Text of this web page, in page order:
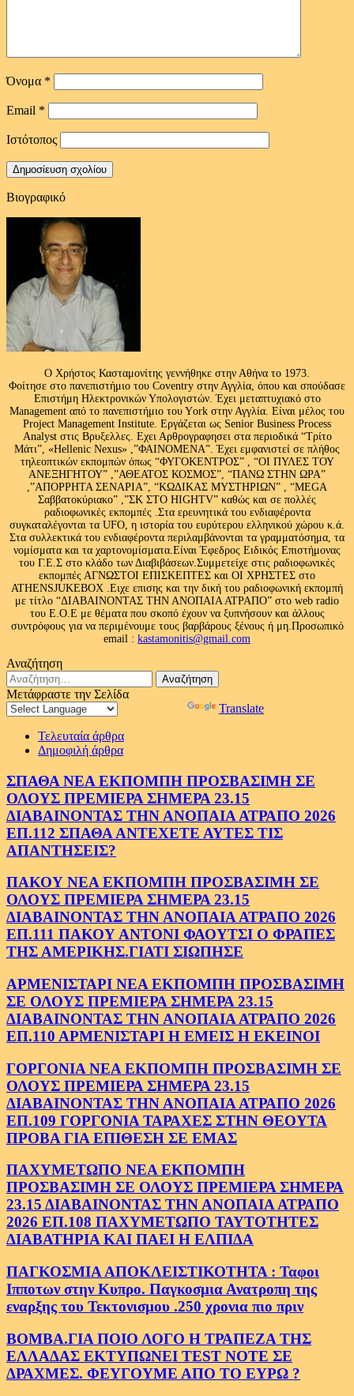
Όνομα *
Email *
Ιστότοπος
Βιογραφικό
Ο Χρήστος Κασταμονίτης γεννήθηκε στην Αθήνα το 1973.
Φοίτησε στο πανεπιστήμιο του Coventry στην Αγγλία, όπου και σπούδασε
Επιστήμη Ηλεκτρονικών Υπολογιστών. Έχει μεταπτυχιακό στο
Management από το πανεπιστήμιο του Υork στην Αγγλία. Είναι μέλος του
Project Management Institute. Εργάζεται ως Senior Business Process
Analyst στις Βρυξελλες. Εχει Αρθρογραφησει στα περιοδικά “Τρίτο
Μάτι”, «Hellenic Nexus» ,”ΦΑΙΝΟΜΕΝΑ”. Έχει εμφανιστεί σε πλήθος
τηλεοπτικών εκπομπών όπως “ΦΥΓΟΚΕΝΤΡΟΣ” , “ΟΙ ΠΥΛΕΣ ΤΟΥ
ΑΝΕΞΗΓΗΤΟΥ” ,”ΑΘΕΑΤΟΣ ΚΟΣΜΟΣ”, “ΠΑΝΩ ΣΤΗΝ ΩΡΑ”
,”ΑΠΟΡΡΗΤΑ ΣΕΝΑΡΙΑ”, “ΚΩΔΙΚΑΣ ΜΥΣΤΗΡΙΩΝ” , “MEGA
Σαββατοκύριακο” ,”ΣΚ ΣΤΟ HIGHTV” καθώς και σε πολλές
ραδιοφωνικές εκπομπές .Στα ερευνητικά του ενδιαφέροντα
συγκαταλέγονται τα UFO, η ιστορία του ευρύτερου ελληνικού χώρου κ.ά.
Στα συλλεκτικά του ενδιαφέροντα περιλαμβάνονται τα γραμματόσημα, τα
νομίσματα και τα χαρτονομίσματα.Είναι Έφεδρος Ειδικός Επιστήμονας
του Γ.Ε.Σ στο κλάδο των Διαβιβάσεων.Συμμετείχε στις ραδιοφωνικές
εκπομπές ΑΓΝΩΣΤΟΙ ΕΠΙΣΚΕΠΤΕΣ και ΟΙ ΧΡΗΣΤΕΣ στο
ATHENSJUKEBOX .Ειχε επισης και την δική του ραδιοφωνική εκπομπή
με τίτλο “ΔΙΑΒΑΙΝΟΝΤΑΣ ΤΗΝ ΑΝΟΠΑΙΑ ΑΤΡΑΠΟ” στο web radio
του Ε.Ο.Ε με θέματα που σκοπό έχουν να ξυπνήσουν και άλλους
συντρόφους για να περιμένουμε τους βαρβάρους ξένους ή μη.Προσωπικό
email : kastamonitis@gmail.com
Αναζήτηση
Αναζήτηση
για:
Μετάφραστε την Σελίδα
Translate
Τελευταία άρθρα
Δημοφιλή άρθρα
ΣΠΑΘΑ ΝΕΑ ΕΚΠΟΜΠΗ ΠΡΟΣΒΑΣΙΜΗ ΣΕ
ΟΛΟΥΣ ΠΡΕΜΙΕΡΑ ΣΗΜΕΡΑ 23.15
ΔΙΑΒΑΙΝΟΝΤΑΣ ΤΗΝ ΑΝΟΠΑΙΑ ΑΤΡΑΠΟ 2026
ΕΠ.112 ΣΠΑΘΑ ΑΝΤΕΧΕΤΕ ΑΥΤΕΣ ΤΙΣ
ΑΠΑΝΤΗΣΕΙΣ?
ΠΑΚΟΥ ΝΕΑ ΕΚΠΟΜΠΗ ΠΡΟΣΒΑΣΙΜΗ ΣΕ
ΟΛΟΥΣ ΠΡΕΜΙΕΡΑ ΣΗΜΕΡΑ 23.15
ΔΙΑΒΑΙΝΟΝΤΑΣ ΤΗΝ ΑΝΟΠΑΙΑ ΑΤΡΑΠΟ 2026
ΕΠ.111 ΠΑΚΟΥ ΑΝΤΟΝΙ ΦΑΟΥΤΣΙ Ο ΦΡΑΠΕΣ
ΤΗΣ ΑΜΕΡΙΚΗΣ.ΓΙΑΤΙ ΣΙΩΠΗΣΕ
ΑΡΜΕΝΙΣΤΑΡΙ ΝΕΑ ΕΚΠΟΜΠΗ ΠΡΟΣΒΑΣΙΜΗ
ΣΕ ΟΛΟΥΣ ΠΡΕΜΙΕΡΑ ΣΗΜΕΡΑ 23.15
ΔΙΑΒΑΙΝΟΝΤΑΣ ΤΗΝ ΑΝΟΠΑΙΑ ΑΤΡΑΠΟ 2026
ΕΠ.110 ΑΡΜΕΝΙΣΤΑΡΙ Η ΕΜΕΙΣ Η ΕΚΕΙΝΟΙ
ΓΟΡΓΟΝΙΑ ΝΕΑ ΕΚΠΟΜΠΗ ΠΡΟΣΒΑΣΙΜΗ ΣΕ
ΟΛΟΥΣ ΠΡΕΜΙΕΡΑ ΣΗΜΕΡΑ 23.15
ΔΙΑΒΑΙΝΟΝΤΑΣ ΤΗΝ ΑΝΟΠΑΙΑ ΑΤΡΑΠΟ 2026
ΕΠ.109 ΓΟΡΓΟΝΙΑ ΤΑΡΑΧΕΣ ΣΤΗΝ ΘΕΟΥΤΑ
ΠΡΟΒΑ ΓΙΑ ΕΠΙΘΕΣΗ ΣΕ ΕΜΑΣ
ΠΑΧΥΜΕΤΩΠΟ ΝΕΑ ΕΚΠΟΜΠΗ
ΠΡΟΣΒΑΣΙΜΗ ΣΕ ΟΛΟΥΣ ΠΡΕΜΙΕΡΑ ΣΗΜΕΡΑ
23.15 ΔΙΑΒΑΙΝΟΝΤΑΣ ΤΗΝ ΑΝΟΠΑΙΑ ΑΤΡΑΠΟ
2026 ΕΠ.108 ΠΑΧΥΜΕΤΩΠΟ ΤΑΥΤΟΤΗΤΕΣ
ΔΙΑΒΑΤΗΡΙΑ ΚΑΙ ΠΑΕΙ Η ΕΛΠΙΔΑ
ΠΑΓΚΟΣΜΙΑ ΑΠΟΚΛΕΙΣΤΙΚΟΤΗΤΑ : Ταφοι
Ιπποτων στην Κυπρο. Παγκοσμια Ανατροπη της
εναρξης του Τεκτονισμου .250 χρονια πιο πριν
ΒΟΜΒΑ.ΓΙΑ ΠΟΙΟ ΛΟΓΟ Η ΤΡΑΠΕΖΑ ΤΗΣ
ΕΛΛΑΔΑΣ ΕΚΤΥΠΩΝΕΙ TEST NOTE ΣΕ
ΔΡΑΧΜΕΣ. ΦΕΥΓΟΥΜΕ ΑΠΟ ΤΟ ΕΥΡΩ ?